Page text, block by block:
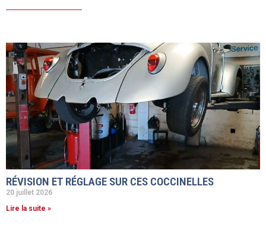
RÉVISION ET RÉGLAGE SUR CES COCCINELLES
20 juillet 2026
Lire la suite »